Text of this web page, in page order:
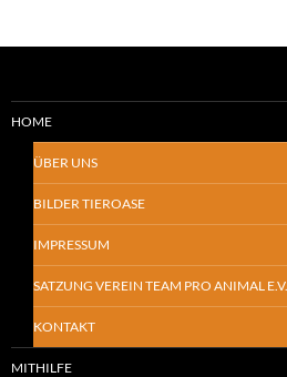
HOME
ÜBER UNS
BILDER TIEROASE
IMPRESSUM
SATZUNG VEREIN TEAM PRO ANIMAL E.V.
KONTAKT
MITHILFE